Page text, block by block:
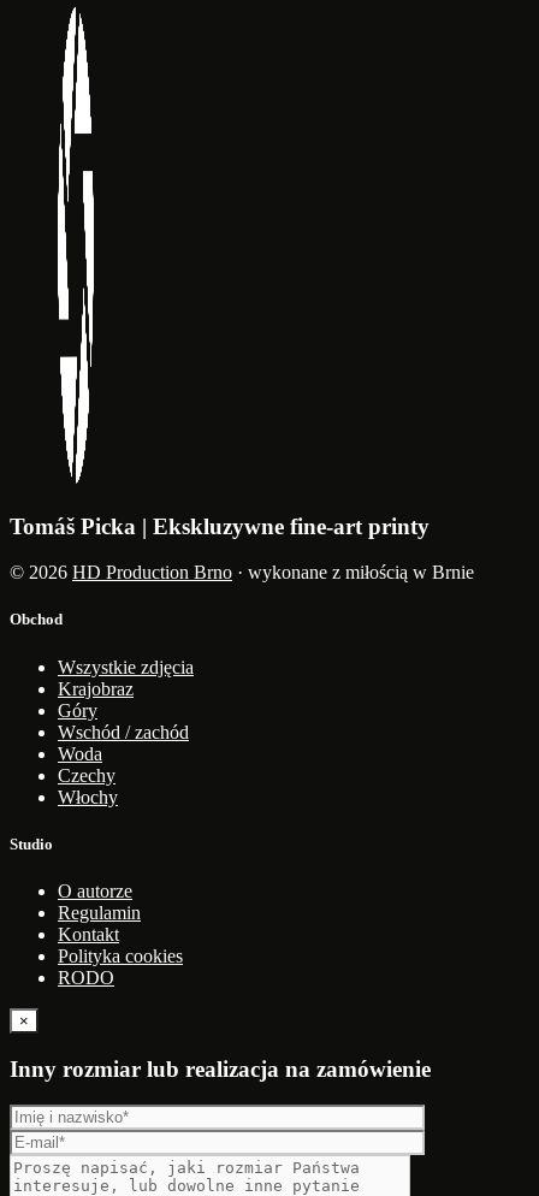
Tomáš Picka | Ekskluzywne fine-art printy
© 2026 HD Production Brno · wykonane z miłością w Brnie
Obchod
Wszystkie zdjęcia
Krajobraz
Góry
Wschód / zachód
Woda
Czechy
Włochy
Studio
O autorze
Regulamin
Kontakt
Polityka cookies
RODO
×
Inny rozmiar lub realizacja na zamówienie